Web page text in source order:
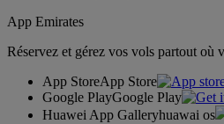
App Emirates
Réservez et gérez vos vols partout où
App StoreApp Store
Google PlayGoogle Play
Huawei App Galleryhuawai os